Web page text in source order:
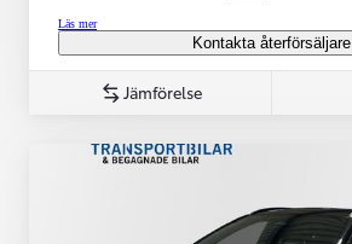
Läs mer
Kontakta återförsäljare
Jämförelse